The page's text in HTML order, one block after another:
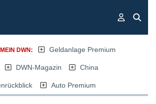
MEIN DWN: Geldanlage Premium
DWN-Magazin China
Auto Premium